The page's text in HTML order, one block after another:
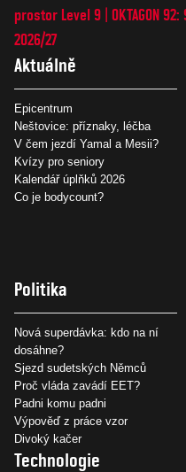
prostor Level 9 OKTAGON
2026/27
Aktuálně
Epicentrum
Neštovice: příznaky, léčba
V čem jezdí Yamal a Mesii?
Kvízy pro seniory
Kalendář úplňků 2026
Co je bodycount?
Politika
Nová superdávka: kdo na ní
dosáhne?
Sjezd sudetských Němců
Proč vláda zavádí EET?
Padni komu padni
Výpověď z práce vzor
Divoký kačer
Technologie